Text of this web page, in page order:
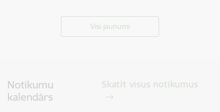
Visi jaunumi
Notikumu
kalendārs
Skatīt visus notikumus